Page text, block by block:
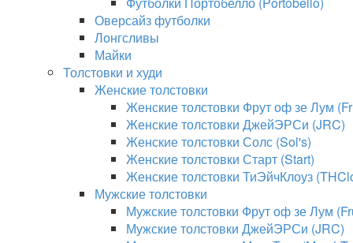
Оверсайз футболки
Лонгсливы
Майки
Толстовки и худи
Женские толстовки
Женские толстовки Фрут оф зе Лум
Женские толстовки ДжейЭРСи (JRC)
Женские толстовки Солс (Sol's)
Женские толстовки Старт (Start)
Женские толстовки ТиЭйчКлоуз
Мужские толстовки
Мужские толстовки Фрут оф зе Лум
Мужские толстовки ДжейЭРСи (JRC)